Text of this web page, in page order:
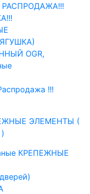
OGR,
!!!
ЭЛЕМЕНТЫ (
КРЕПЕЖНЫЕ